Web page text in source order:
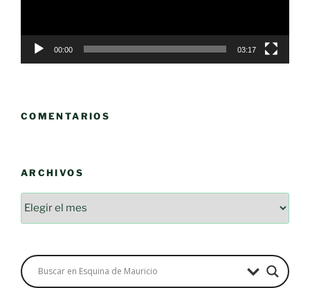
00:00 03:17
COMENTARIOS
ARCHIVOS
Archivos